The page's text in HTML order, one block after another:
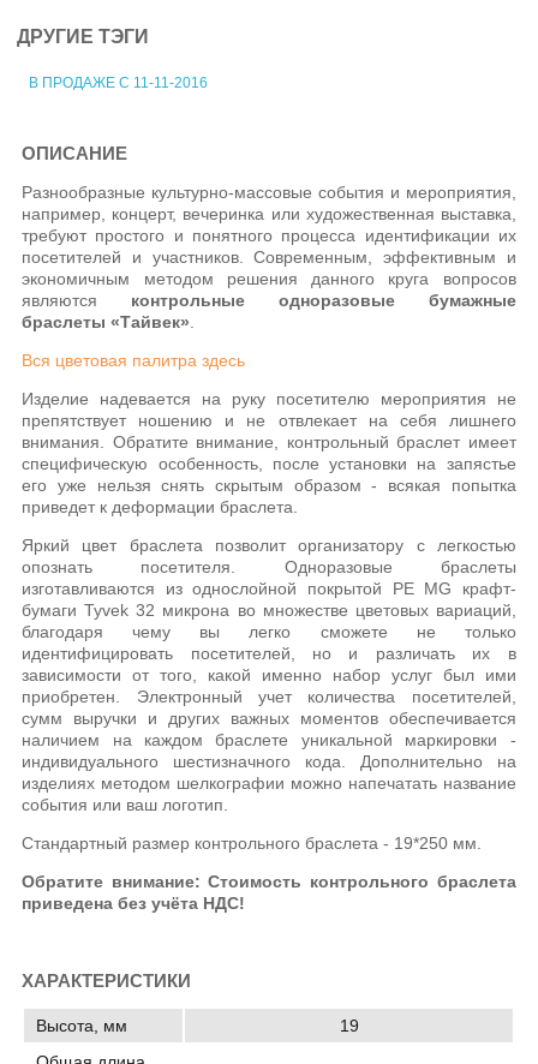
ДРУГИЕ ТЭГИ
В ПРОДАЖЕ С 11-11-2016
ОПИСАНИЕ
Разнообразные культурно-массовые события и мероприятия,
например, концерт, вечеринка или художественная выставка,
требуют простого и понятного процесса идентификации их
посетителей и участников. Современным, эффективным и
экономичным методом решения данного круга вопросов
являются контрольные одноразовые бумажные
браслеты «Тайвек»
Вся цветовая палитра здесь
Изделие надевается на руку посетителю мероприятия не
препятствует ношению и не отвлекает на себя лишнего
внимания. Обратите внимание, контрольный браслет имеет
специфическую особенность, после установки на запястье
его уже нельзя снять скрытым образом - всякая попытка
приведет к деформации браслета.
Яркий цвет браслета позволит организатору с легкостью
опознать посетителя. Одноразовые браслеты
изготавливаются из однослойной покрытой РЕ MG крафт-
бумаги Tyvek 32 микрона во множестве цветовых вариаций,
благодаря чему вы легко сможете не только
идентифицировать посетителей, но и различать их в
зависимости от того, какой именно набор услуг был ими
приобретен. Электронный учет количества посетителей,
сумм выручки и других важных моментов обеспечивается
наличием на каждом браслете уникальной маркировки -
индивидуального шестизначного кода. Дополнительно на
изделиях методом шелкографии можно напечатать название
события или ваш логотип.
Стандартный размер контрольного браслета - 19*250 мм.
Обратите внимание: Стоимость контрольного браслета
приведена без учёта НДС!
ХАРАКТЕРИСТИКИ
Высота, мм
19